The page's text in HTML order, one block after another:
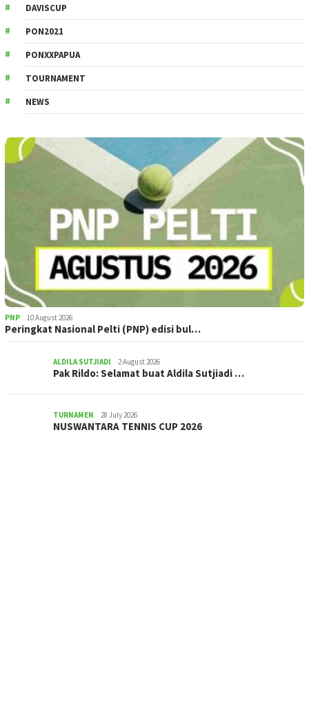
DAVISCUP
PON2021
PONXXPAPUA
TOURNAMENT
NEWS
PNP 10 August 2026
Peringkat Nasional Pelti (PNP) edisi bul…
ALDILA SUTJIADI 2 August 2026
Pak Rildo: Selamat buat Aldila Sutjiadi …
TURNAMEN 28 July 2026
NUSWANTARA TENNIS CUP 2026